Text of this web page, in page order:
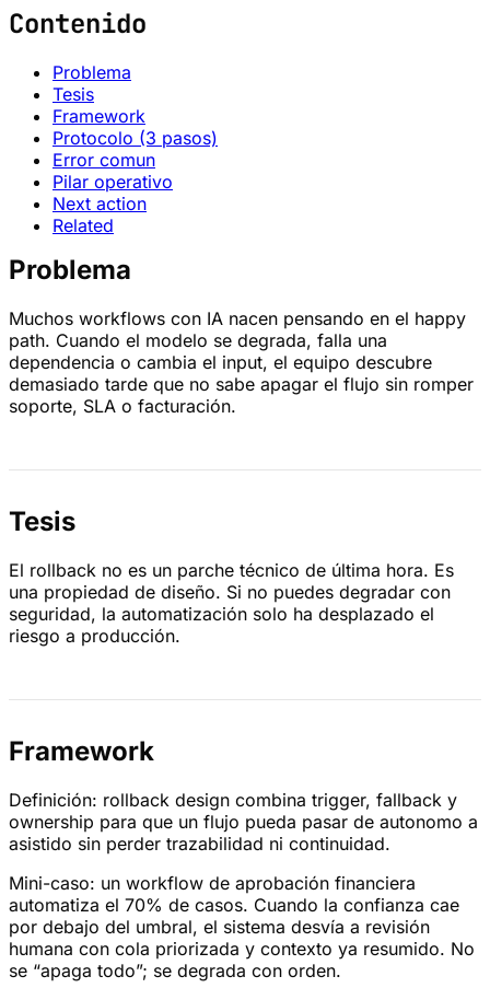
Contenido
Problema
Tesis
Framework
Protocolo (3 pasos)
Error comun
Pilar operativo
Next action
Related
Problema
Muchos workflows con IA nacen pensando en el happy
path. Cuando el modelo se degrada, falla una
dependencia o cambia el input, el equipo descubre
demasiado tarde que no sabe apagar el flujo sin romper
soporte, SLA o facturación.
Tesis
El rollback no es un parche técnico de última hora. Es
una propiedad de diseño. Si no puedes degradar con
seguridad, la automatización solo ha desplazado el
riesgo a producción.
Framework
Definición: rollback design combina trigger, fallback y
ownership para que un flujo pueda pasar de autonomo a
asistido sin perder trazabilidad ni continuidad.
Mini-caso: un workflow de aprobación financiera
automatiza el 70% de casos. Cuando la confianza cae
por debajo del umbral, el sistema desvía a revisión
humana con cola priorizada y contexto ya resumido. No
se “apaga todo”; se degrada con orden.